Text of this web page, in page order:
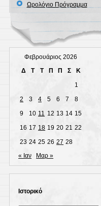
Ωρολόγιο Πρόγραμμα
Φεβρουάριος 2026
Δ
Τ Τ Π Π Σ
Κ
1
2
3 4 5 6 7
8
9
10 11 12 13 14 15
16 17 18 19 20 21 22
23 24 25 26 27 28
« Ιαν
Μαρ »
Ιστορικό